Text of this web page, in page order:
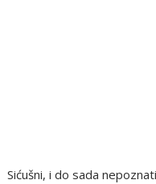
Sićušni, i do sada